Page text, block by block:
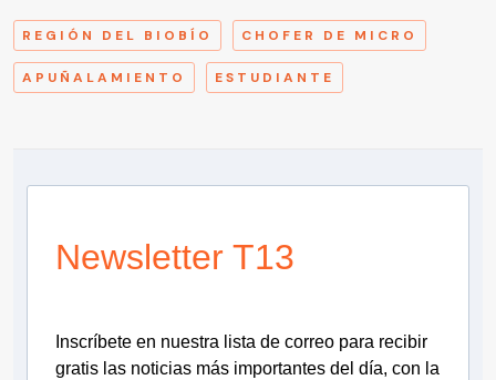
REGIÓN DEL BIOBÍO CHOFER DE MICRO
APUÑALAMIENTO ESTUDIANTE
Newsletter T13
Inscríbete en nuestra lista de correo para recibir
gratis las noticias más importantes del día, con la